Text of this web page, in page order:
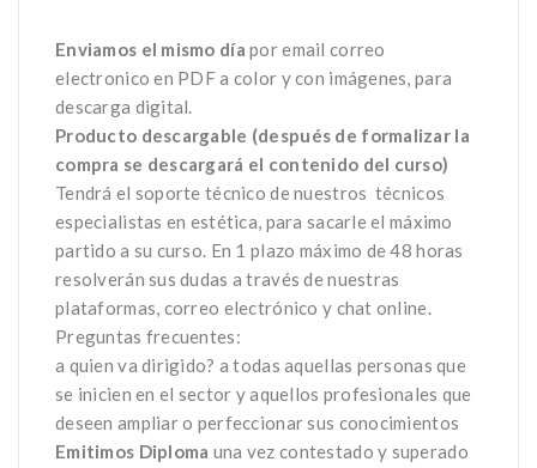
Enviamos el mismo día por email correo
electronico en PDF a color y con imágenes, para
descarga digital.
Producto descargable (después de formalizar la
compra se descargará el contenido del curso)
Tendrá el soporte técnico de nuestros técnicos
especialistas en estética, para sacarle el máximo
partido a su curso. En 1 plazo máximo de 48 horas
resolverán sus dudas a través de nuestras
plataformas, correo electrónico y chat online.
Preguntas frecuentes:
a quien va dirigido? a todas aquellas personas que
se inicien en el sector y aquellos profesionales que
deseen ampliar o perfeccionar sus conocimientos
Emitimos Diploma una vez contestado y superado